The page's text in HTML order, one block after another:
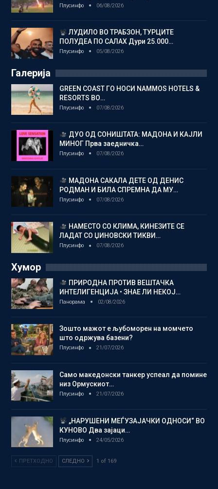
Плусинфо 06/08/2026
ЛУДИЛО ВО ТРАБЗОН, ТУРЦИТЕ
ПОЛУДЕА ПО САЛАХ Дури 25.000…
Плусинфо 05/08/2026
Галерија
GREEN COAST ГО НОСИ NAMMOS HOTELS &
RESORTS ВО…
Плусинфо 07/08/2026
ДУО ОД СОНИШТАТА: МАДОНА И КАЈЛИ
МИНОГ Прва заедничка…
Плусинфо 07/08/2026
МАДОНА САКАЛА ДЕТЕ ОД ДЕНИС
РОДМАН И БИЛА СПРЕМНА ДА МУ…
Плусинфо 07/08/2026
НАМЕСТО СО КЛИМА, КИНЕЗИТЕ СЕ
ЛАДАТ СО ЏИНОВСКИ ТИКВИ…
Плусинфо 07/08/2026
Хумор
ПРИРОДНА ПРОТИВ ВЕШТАЧКА
ИНТЕЛИГЕНЦИЈА • ЗНАЕ ЛИ НЕКОЈ…
Панорама 02/08/2026
Зошто мажот е љубоморен на момчето
што одржува базени?
Плусинфо 21/07/2026
Само македонски танкер успеал да помине
низ Ормускиот…
Плусинфо 21/07/2026
„НАРУШЕНИ МЕЃУЗАЈАЧКИ ОДНОСИ“ ВО
КУНОВО Два зајаци…
Плусинфо 24/05/2026
ПРЕТХОДНО СЛЕДНО 1 of 169